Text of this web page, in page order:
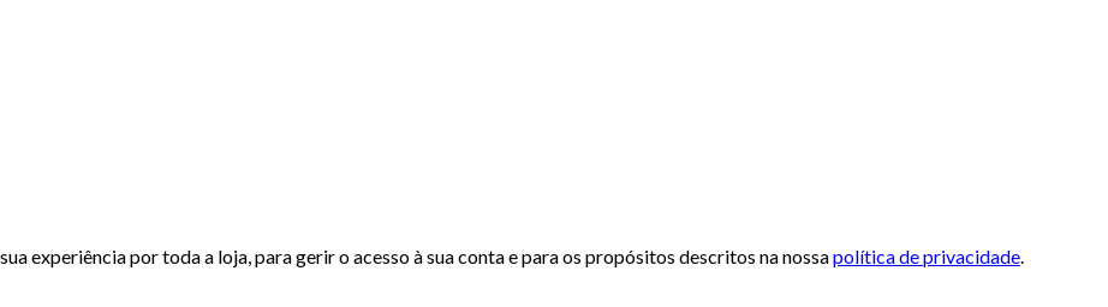
experiência por toda a loja, para gerir o acesso à sua conta e para os propósitos descritos na nossapolítica de privacidade.